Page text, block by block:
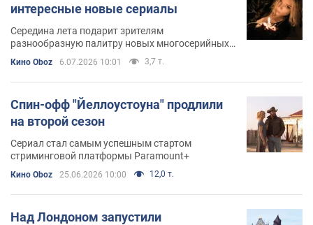
интересные новые сериалы
Середина лета подарит зрителям
разнообразную палитру новых многосерийных
Кино Oboz 6.07.2026 10:01 3,7 т.
Спин-офф "Йеллоустоуна" продлили
на второй сезон
Сериал стал самым успешным стартом
стриминговой платформы Paramount+
Кино Oboz 25.06.2026 10:00 12,0 т.
Над Лондоном запустили